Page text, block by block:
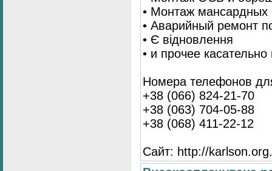
• Монтаж мансардных
• Аварийный ремонт
• Є відновлення
• и прочее
Номера телефонов
+38 (066) 824-21-70
+38 (063) 704-05-88
+38 (068) 411-22-12
Сайт: http://